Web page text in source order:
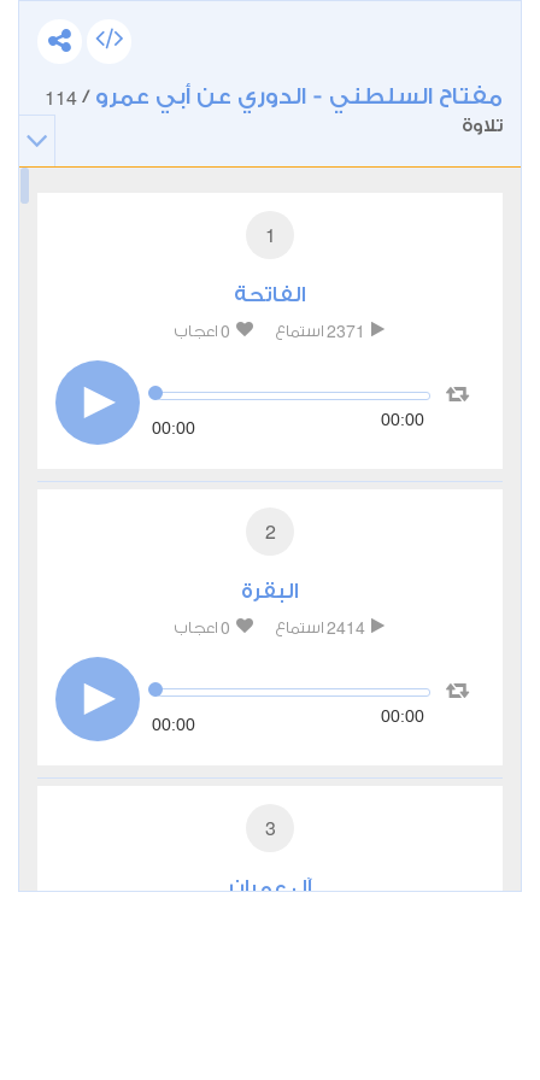
مفتاح السلطني - الدوري عن أبي عمرو /
114
تلاوة
1
الفاتحة
2371 استماع 0 اعجاب
00:00 00:00
2
البقرة
2414 استماع 0 اعجاب
00:00 00:00
3
آل عمران